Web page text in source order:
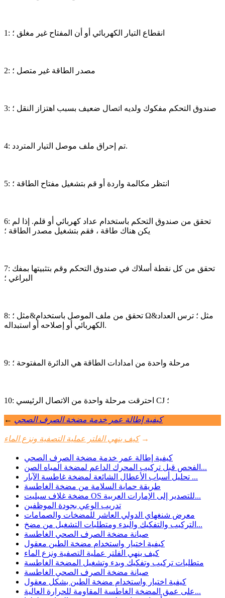
1: انقطاع التيار الكهربائي أو أن المفتاح غير مغلق ؛
2: مصدر الطاقة غير متصل ؛
3: صندوق التحكم مفكوك ولديه اتصال ضعيف بسبب اهتزاز النقل ؛
4: تم إحراق ملف موصل التيار المتردد.
5: انتظر مكالمة واردة أو قم بتشغيل مفتاح الطاقة ؛
6: تحقق من صندوق التحكم باستخدام عداد كهربائي أو قلم. إذا لم
يكن هناك طاقة ، فقم بتشغيل مصدر الطاقة ؛
7: تحقق من كل نقطة أسلاك في صندوق التحكم وقم بتثبيتها بمفك
البراغي ؛
8: تحقق من ملف الموصل باستخدام&مثل ؛ Ω&مثل ؛ ترس العداد
الكهربائي أو إصلاحه أو استبداله.
9: مرحلة واحدة من امدادات الطاقة هي الدائرة المفتوحة ؛
10: احترقت مرحلة واحدة من الاتصال الرئيسي CJ ؛
← كيفية إطالة عمر خدمة مضخة الصرف الصحي
كيف ينهي الفلتر عملية التصفية ونزع الماء →
كيفية إطالة عمر خدمة مضخة الصرف الصحي
الفحص قبل تركيب المحرك الداعم لمضخة المياه الصن...
تحليل أسباب الأعطال الشائعة لمضخة غاطسة الآبار ...
طريقة حماية السلامة من مضخة الغاطسة
مضخة غلاف سبليت OS للتصدير إلى الإمارات العربية...
تدريب الوعي بجودة الموظفين
معرض شنغهاي الدولي العاشر للمضخات والصمامات
التركيب والتفكيك والبدء ومتطلبات التشغيل من مضخ...
صيانة مضخة الصرف الصحي الغاطسة
كيفية اختيار واستخدام مضخة الطين معقول
كيف ينهي الفلتر عملية التصفية ونزع الماء
متطلبات تركيب وتفكيك وبدء وتشغيل المضخة الغاطسة
صيانة مضخة الصرف الصحي الغاطسة
كيفية اختيار واستخدام مضخة الطين بشكل معقول
على عمق المضخة الغاطسة المقاومة للحرارة العالية...